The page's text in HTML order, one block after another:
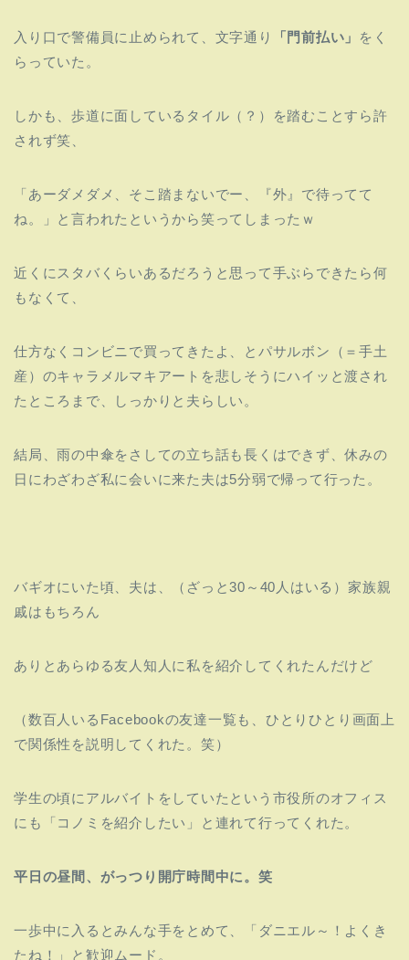
入り口で警備員に止められて、文字通り 「門前払い」
をく
らっていた。
しかも、歩道に面しているタイル（？）を踏むことすら許
されず笑、
「あーダメダメ、そこ踏まないでー、『外』で待ってて
ね。」と言われたというから笑ってしまったｗ
近くにスタバくらいあるだろうと思って手ぶらできたら何
もなくて、
仕方なくコンビニで買ってきたよ、とパサルボン（＝手土
産）のキャラメルマキアートを悲しそうにハイッと渡され
たところまで、しっかりと夫らしい。
結局、雨の中傘をさしての立ち話も長くはできず、休みの
日にわざわざ私に会いに来た夫は5分弱で帰って行った。
バギオにいた頃、夫は、（ざっと30～40人はいる）家族親
戚はもちろん
ありとあらゆる友人知人に私を紹介してくれたんだけど
（数百人いるFacebookの友達一覧も、ひとりひとり画面上
で関係性を説明してくれた。笑）
学生の頃にアルバイトをしていたという市役所のオフィス
にも「コノミを紹介したい」と連れて行ってくれた。
平日の昼間、がっつり開庁時間中に。笑
一歩中に入るとみんな手をとめて、「ダニエル～！よくき
たね！」と歓迎ムード。